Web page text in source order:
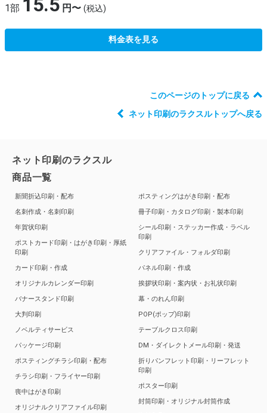
1部 15.5 円〜 (税込)
料金表を見る
このページのトップに戻る
ネット印刷のラクスルトップへ戻る
ネット印刷のラクスル
商品一覧
新聞折込印刷・配布
名刺作成・名刺印刷
年賀状印刷
ポストカード印刷・はがき印刷・厚紙
印刷
カード印刷・作成
オリジナルカレンダー印刷
バナースタンド印刷
大判印刷
ノベルティサービス
パッケージ印刷
ポスティングチラシ印刷・配布
チラシ印刷・フライヤー印刷
喪中はがき印刷
オリジナルクリアファイル印刷
ポスティングはがき印刷・配布
冊子印刷・カタログ印刷・製本印刷
シール印刷・ステッカー作成・ラベル
印刷
クリアファイル・フォルダ印刷
パネル印刷・作成
挨拶状印刷・案内状・お礼状印刷
幕・のれん印刷
POP(ポップ)印刷
テーブルクロス印刷
DM・ダイレクトメール印刷・発送
折りパンフレット印刷・リーフレット
印刷
ポスター印刷
封筒印刷・オリジナル封筒作成